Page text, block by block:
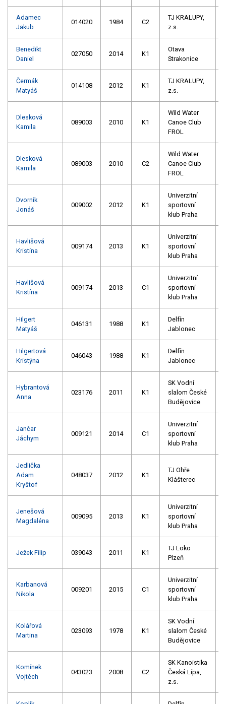
Adamec
Jakub
014020 1984 C2
TJ KRALUPY,
z.s.
Benedikt
Daniel
027050 2014 K1
Otava
Strakonice
Čermák
Matyáš
014108 2012 K1
TJ KRALUPY,
z.s.
Dlesková
Kamila
089003 2010 K1
Wild Water
Canoe Club
FROL
Dlesková
Kamila
089003 2010 C2
Wild Water
Canoe Club
FROL
Dvorník
Jonáš
009002 2012 K1
Univerzitní
sportovní
klub Praha
Havlišová
Kristína
009174 2013 K1
Univerzitní
sportovní
klub Praha
Havlišová
Kristína
009174 2013 C1
Univerzitní
sportovní
klub Praha
Hilgert
Matyáš
046131 1988 K1
Delfín
Jablonec
Hilgertová
Kristýna
046043 1988 K1
Delfín
Jablonec
Hybrantová
Anna
023176 2011 K1
SK Vodní
slalom České
Budějovice
Jančar
Jáchym
009121 2014 C1
Univerzitní
sportovní
klub Praha
Jedlička
Adam
Kryštof
048037 2012 K1
TJ Ohře
Klášterec
Jenešová
Magdaléna
009095 2013 K1
Univerzitní
sportovní
klub Praha
Ježek Filip 039043 2011 K1
TJ Loko
Plzeň
Karbanová
Nikola
009201 2015 C1
Univerzitní
sportovní
klub Praha
Kolářová
Martina
023093 1978 K1
SK Vodní
slalom České
Budějovice
Komínek
Vojtěch
043023 2008 C2
SK Kanoistika
Česká Lípa,
z.s.